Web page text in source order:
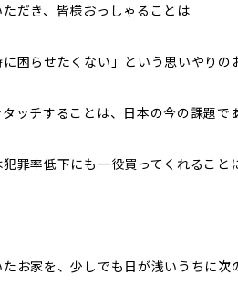
だき、皆様おっしゃることは
困らせたくない」という思いやりの
ッチすることは、日本の今の課題で
罪率低下にも一役買ってくれること
お家を、少しでも日が浅いうちに次